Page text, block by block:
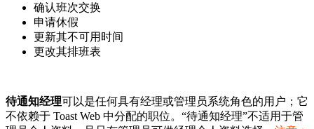
确认班次交换
申请休假
更新其不可用时间
更改其排班表
待通知经理可以是任何具有经理或管理员系统角色的用户；它
不依赖于 Toast Web 中分配的职位。“待通知经理”不适用于管